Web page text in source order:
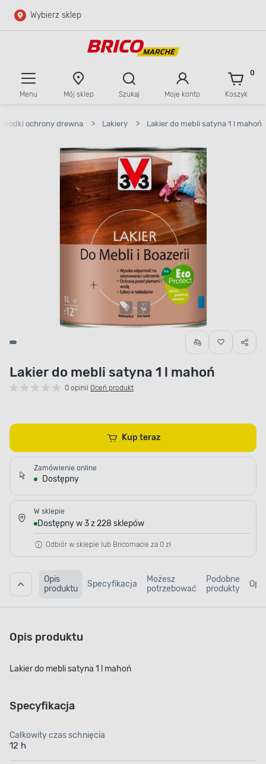
Przejdź do głównej zawartości
Wybierz sklep
Menu Mój sklep Szukaj Moje konto Koszyk
0
Środki ochrony drewna > Lakiery > Lakier do mebli satyna 1 l mahoń
Lakier do mebli satyna 1 l mahoń
0 opinii Oceń produkt
Kup teraz
Zamówienie online
Dostępny
W sklepie
Dostępny w 3 z 228 sklepów
Odbiór w sklepie lub Bricomacie za 0 zł
Opis
produktu
Specyfikacja
Możesz
potrzebować
Podobne
produkty
Opis produktu
Lakier do mebli satyna 1 l mahoń
Specyfikacja
Całkowity czas schnięcia
12 h